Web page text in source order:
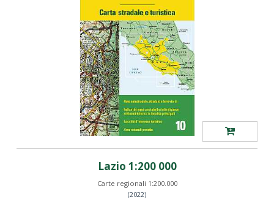
Lazio 1:200 000
Carte regionali 1:200.000
(2022)